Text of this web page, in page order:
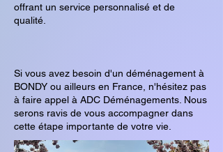
offrant un service personnalisé et de
qualité.
Si vous avez besoin d'un déménagement à
BONDY ou ailleurs en France, n'hésitez pas
à faire appel à ADC Déménagements. Nous
serons ravis de vous accompagner dans
cette étape importante de votre vie.